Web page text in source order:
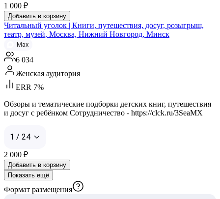
1 000 ₽
Добавить в корзину
Читальный уголок | Книги, путешествия, досуг, розыгрыш,
театр, музей, Москва, Нижний Новгород, Минск
Max
6 034
Женская аудитория
ERR 7%
Обзоры и тематические подборки детских книг, путешествия
и досуг с ребёнком Сотрудничество - https://clck.ru/3SeaMX
1 / 24
2 000 ₽
Добавить в корзину
Показать ещё
Формат размещения